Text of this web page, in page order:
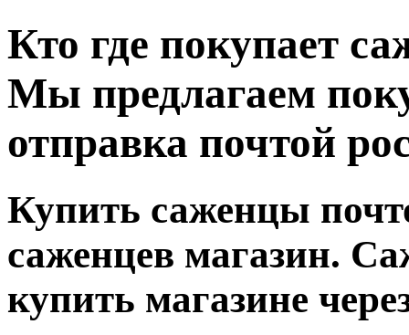
Кто где покупает
Мы предлагаем
отправка почтой
Купить саженцы
саженцев магазин.
купить магазине